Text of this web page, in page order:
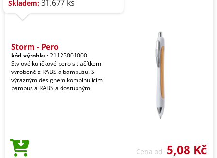
Skladem: 31.677 ks
Storm - Pero
kód výrobku:21125001000
Stylové kuličkové pero s tlačítkem
vyrobené z RABS a bambusu. S
výrazným designem kombinujícím
bambus a RABS a dostupným
Cena od 5,08 Kč